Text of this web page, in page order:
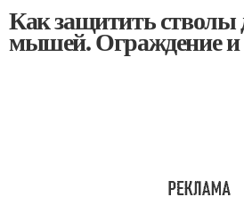
Как защитить стволы
мышей. Ограждение и